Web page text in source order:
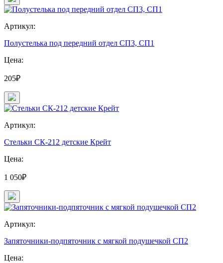
Артикул:
Полустелька под передний отдел СП3, СП1
Цена:
205₽
Артикул:
Стельки СК-212 детские Крейт
Цена:
1 050₽
Артикул:
Запяточники-подпяточник с мягкой подушечкой СП2
Цена: